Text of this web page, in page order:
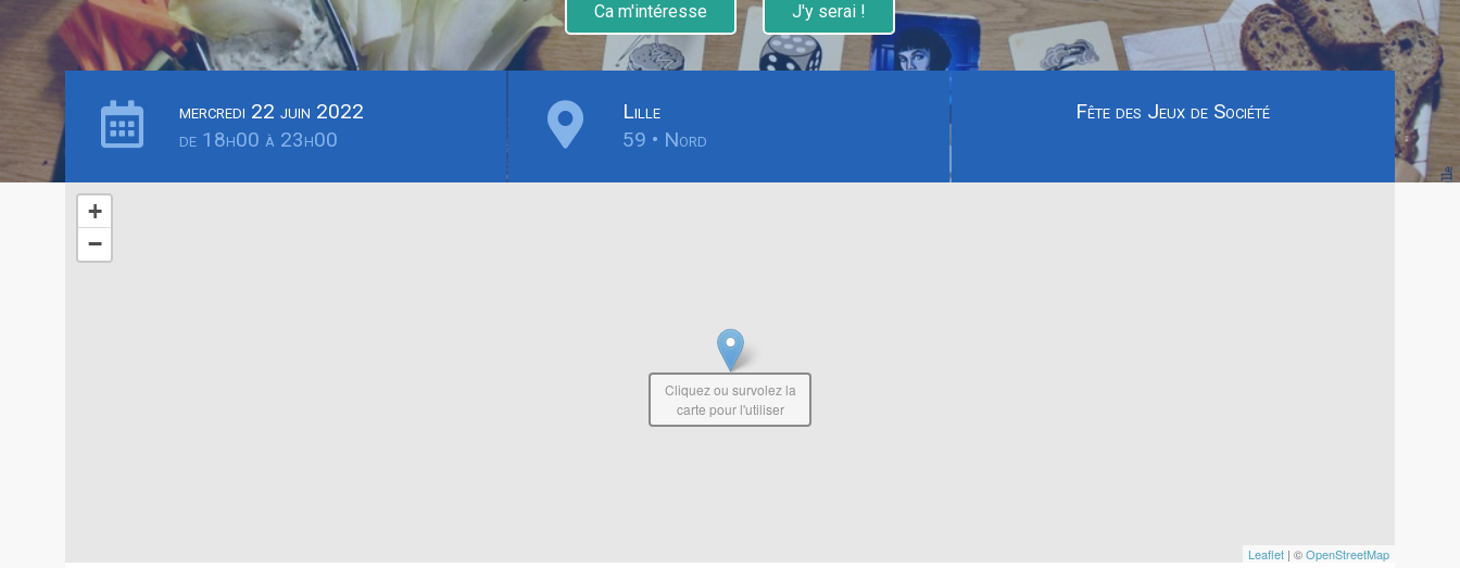
Ca m'intéresse J'y serai !
mercredi 22 juin 2022
de 18h00 à 23h00
Lille
59 • Nord
Fête des Jeux de Société
+
−
Leaflet | ©OpenStreetMap
Cliquez ou survolez la
carte pour l'utiliser